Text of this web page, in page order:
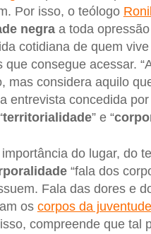
Por isso, o teólogo
negraa toda
cotidiana de quem
consegue acessar.
mas considera aquilo
entrevista concedida
territorialidade” e “
do lugar, do
“fala dos
Fala das dores e
os corpos da
compreende que tal